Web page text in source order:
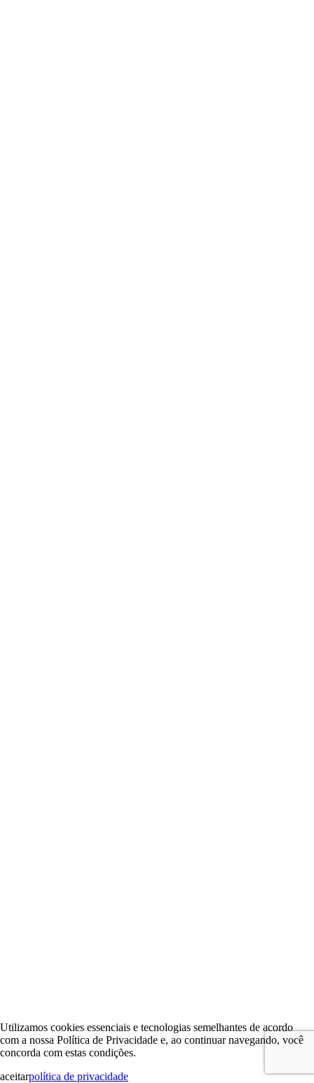
Utilizamos cookies essenciais e tecnologias semelhantes de acordo
com a nossa Política de Privacidade e, ao continuar navegando, você
concorda com estas condições.
aceitarpolítica de privacidade